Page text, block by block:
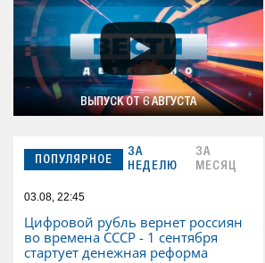
ВЫПУСК ОТ 6 АВГУСТА
ПОПУЛЯРНОЕ
ЗА
НЕДЕЛЮ
ЗА
МЕСЯЦ
03.08, 22:45
Цифровой рубль вернет россиян
во времена СССР - 1 сентября
стартует денежная реформа